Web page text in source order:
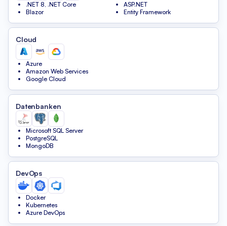
.NET 8, .NET Core
ASP.NET
Blazor
Entity Framework
Cloud
Azure
Amazon Web Services
Google Cloud
Datenbanken
Microsoft SQL Server
PostgreSQL
MongoDB
DevOps
Docker
Kubernetes
Azure DevOps